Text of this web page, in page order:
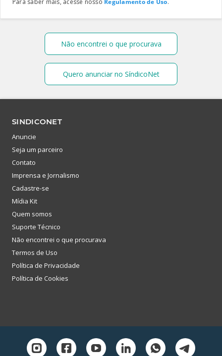
Para saber mais, acesse nosso Regulamento de Uso.
Não encontrei o que procurava
Quero anunciar no SíndicoNet
SINDICONET
Anuncie
Seja um parceiro
Contato
Imprensa e Jornalismo
Cadastre-se
Mídia Kit
Quem somos
Suporte Técnico
Não encontrei o que procurava
Termos de Uso
Política de Privacidade
Política de Cookies